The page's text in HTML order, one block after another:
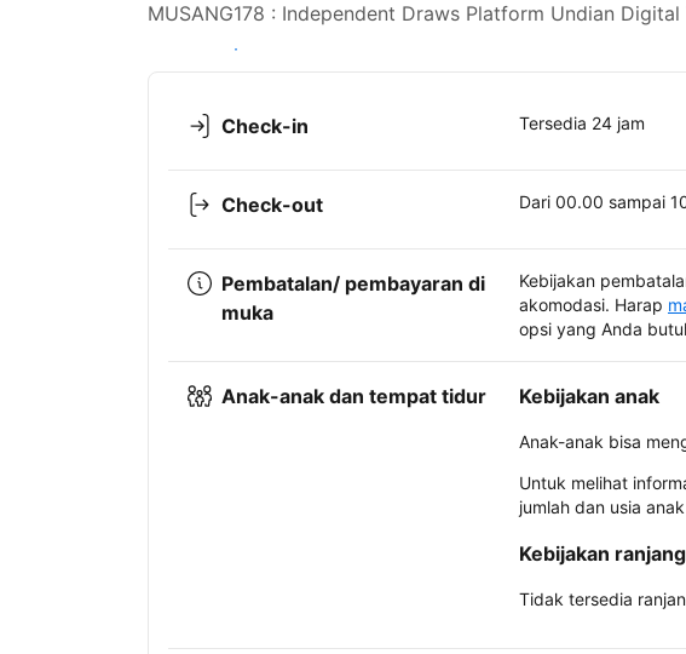
MUSANG178 : Independent Draws Platform Undian
Lihat ketersediaan
Check-in Tersedia 24 jam
Check-out Dari 00.00 sampai
Pembatalan/ pembayaran di
muka
Kebijakan
akomodasi. Harap
opsi yang Anda
Anak-anak dan tempat tidur Kebijakan anak
Anak-anak bisa
Untuk melihat
jumlah dan usia
Kebijakan
Tidak tersedia